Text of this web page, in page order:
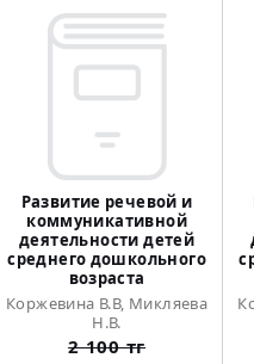
Развитие речевой и
коммуникативной
деятельности детей
среднего дошкольного
возраста
Коржевина В.В, Микляева
Н.В.
2 100 тг